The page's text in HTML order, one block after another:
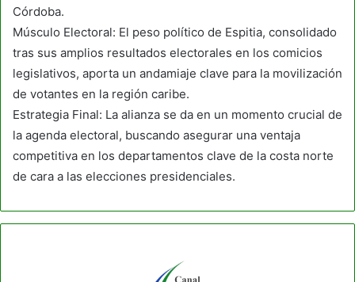
Córdoba.
Músculo Electoral: El peso político de Espitia, consolidado
tras sus amplios resultados electorales en los comicios
legislativos, aporta un andamiaje clave para la movilización
de votantes en la región caribe.
Estrategia Final: La alianza se da en un momento crucial de
la agenda electoral, buscando asegurar una ventaja
competitiva en los departamentos clave de la costa norte
de cara a las elecciones presidenciales.